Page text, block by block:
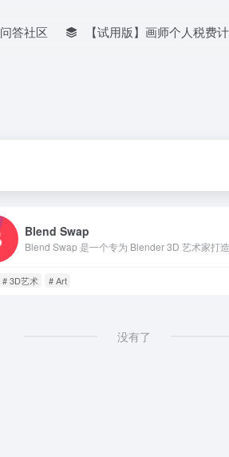
问答社区 【试用版】画师个人税费
Blend Swap
# 3D艺术 # Art
没有了